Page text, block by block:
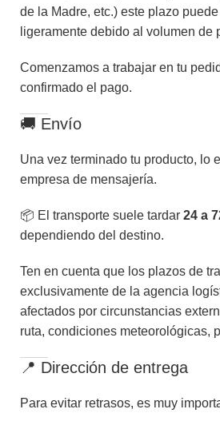
de la Madre, etc.) este plazo
ligeramente debido al volumen de
Comenzamos a trabajar en tu
confirmado el pago.
🚚 Envío
Una vez terminado tu producto, lo
empresa de mensajería.
📦 El transporte suele tardar 24 a
dependiendo del destino.
Ten en cuenta que los plazos de
exclusivamente de la agencia
afectados por circunstancias
ruta, condiciones meteorológicas,
📍 Dirección de entrega
Para evitar retrasos, es muy